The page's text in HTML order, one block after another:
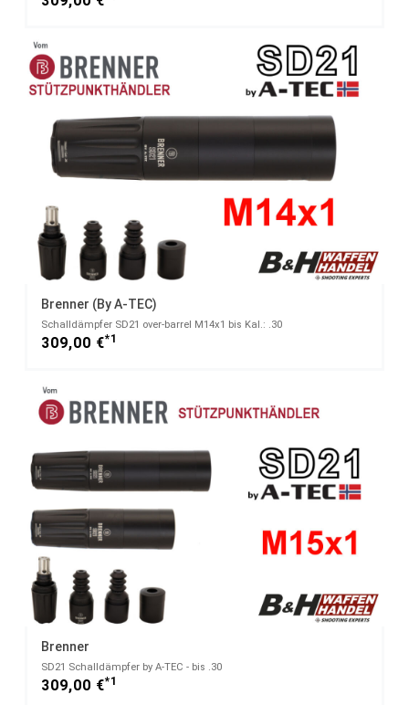
Brenner (by A-TEC)
Schalldämpfer SD21 over-barrel M14x1 bis Kal.: .30
309,00 €*1
Brenner
SD21 Schalldämpfer by A-TEC - bis .30
309,00 €*1